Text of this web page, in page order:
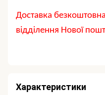
Доставка
відділення Нової
Характеристики